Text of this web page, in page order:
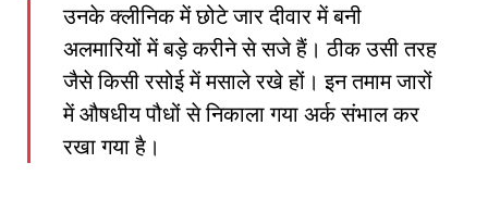
उनके क्लीनिक में छोटे जार दीवार में बनी
अलमारियों में बड़े करीने से सजे हैं। ठीक उसी तरह
जैसे किसी रसोई में मसाले रखे हों। इन तमाम जारों
में औषधीय पौधों से निकाला गया अर्क संभाल कर
रखा गया है।